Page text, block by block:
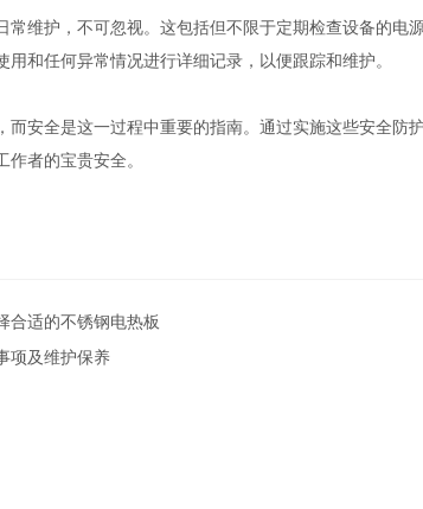
维护，不可忽视。这包括但不限于定期检查设备的电
和任何异常情况进行详细记录，以便跟踪和维护。
安全是这一过程中重要的指南。通过实施这些安全防
者的宝贵安全。
合适的不锈钢电热板
项及维护保养